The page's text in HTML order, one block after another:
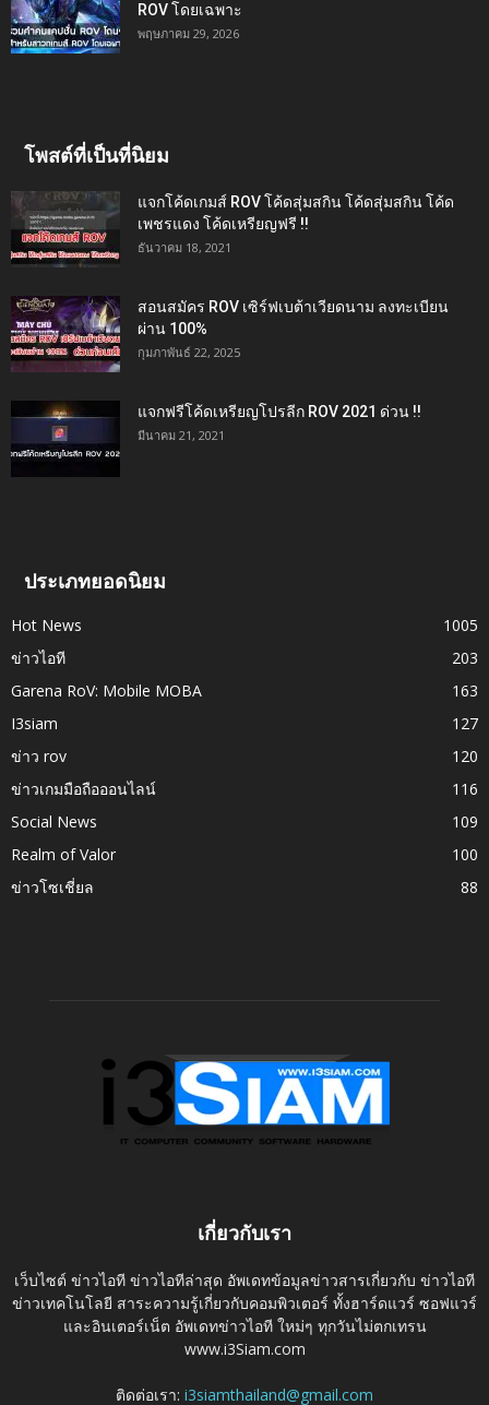
ROV โดยเฉพาะ
พฤษภาคม 29, 2026
โพสต์ที่เป็นที่นิยม
แจกโค้ดเกมส์ ROV โค้ดสุ่มสกิน โค้ดสุ่มสกิน โค้ด
เพชรแดง โค้ดเหรียญฟรี !!
ธันวาคม 18, 2021
สอนสมัคร ROV เซิร์ฟเบต้าเวียดนาม ลงทะเบียน
ผ่าน 100%
กุมภาพันธ์ 22, 2025
แจกฟรีโค้ดเหรียญโปรลีก ROV 2021 ด่วน !!
มีนาคม 21, 2021
ประเภทยอดนิยม
Hot News
1005
ข่าวไอที
203
Garena RoV: Mobile MOBA
163
I3siam
127
ข่าว rov
120
ข่าวเกมมือถือออนไลน์
116
Social News
109
Realm of Valor
100
ข่าวโซเชี่ยล
88
เกี่ยวกับเรา
เว็บไซต์ ข่าวไอที ข่าวไอทีล่าสุด อัพเดทข้อมูลข่าวสารเกี่ยวกับ ข่าวไอที
ข่าวเทคโนโลยี สาระความรู้เกี่ยวกับคอมพิวเตอร์ ทั้งฮาร์ดแวร์ ซอฟแวร์
และอินเตอร์เน็ต อัพเดทข่าวไอที ใหม่ๆ ทุกวันไม่ตกเทรน
www.i3Siam.com
ติดต่อเรา: i3siamthailand@gmail.com